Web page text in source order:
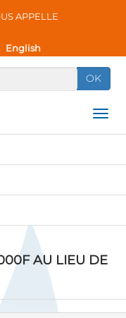
APPELLE
English
OK
AU LIEU DE